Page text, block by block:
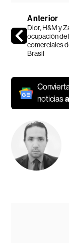
Anterior
Dior, H&M y
ocupación de
comerciales
Brasil
noticias